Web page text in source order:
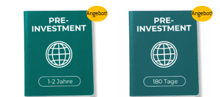
Angebot!
Preisspanne:
369,00 €
bis
Angebot!
Preisspanne:
319,00 €
bis